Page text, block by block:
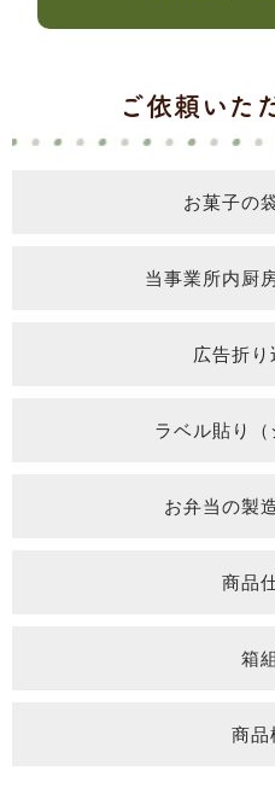
ご依頼いた
お菓子の
当事業所内厨
広告折り
ラベル貼り（
お弁当の製
商品
箱
商品